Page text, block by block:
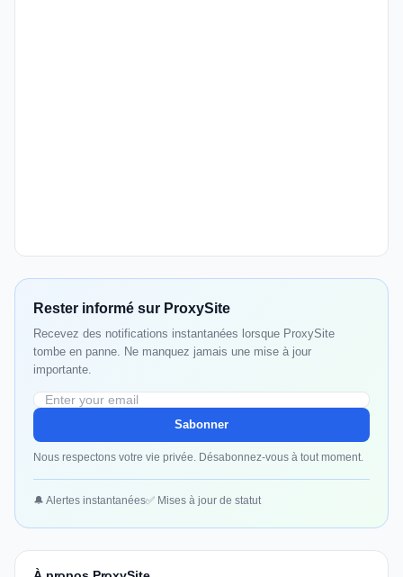
Rester informé sur ProxySite
Recevez des notifications instantanées lorsque ProxySite
tombe en panne. Ne manquez jamais une mise à jour
importante.
Sabonner
Nous respectons votre vie privée. Désabonnez-vous à tout moment.
🔔 Alertes instantanées✅ Mises à jour de statut